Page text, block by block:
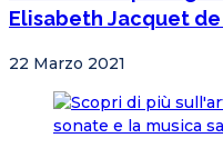
Elisabeth Jacquet de
22 Marzo 2021